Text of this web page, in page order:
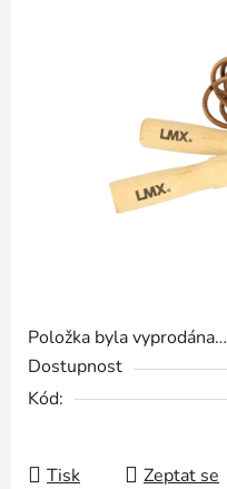
Položka byla vyprodána…
Dostupnost
Kód:
Tisk Zeptat se